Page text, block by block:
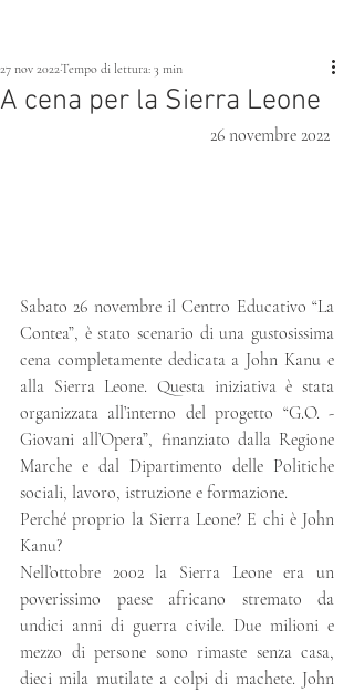
A cena per la Sierra Leone
27 nov 2022Tempo di lettura: 3 min
26 novembre 2022
Sabato 26 novembre il Centro Educativo “La
Contea”, è stato scenario di una gustosissima
cena completamente dedicata a John Kanu e
alla Sierra Leone. Questa iniziativa è stata
organizzata all’interno del progetto “G.O. -
Giovani all’Opera”, finanziato dalla Regione
Marche e dal Dipartimento delle Politiche
sociali, lavoro, istruzione e formazione.
Perché proprio la Sierra Leone? E chi è John
Kanu?
Nell’ottobre 2002 la Sierra Leone era un
poverissimo paese africano stremato da
undici anni di guerra civile. Due milioni e
mezzo di persone sono rimaste senza casa,
dieci mila mutilate a colpi di machete. John